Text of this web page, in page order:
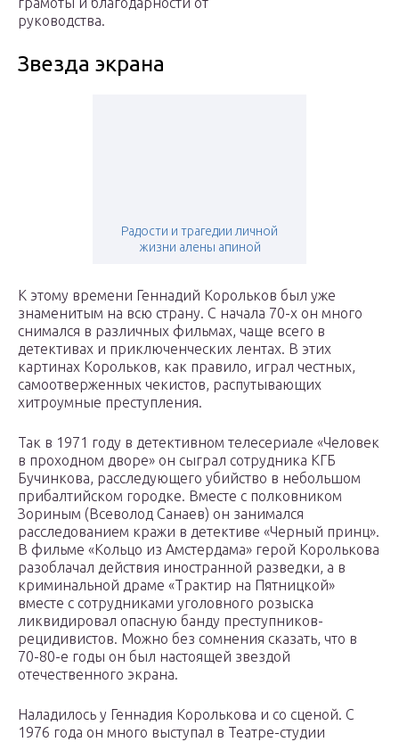
руководства.
Звезда экрана
Радости и трагедии личной
жизни алены апиной
К этому времени Геннадий Корольков был уже
знаменитым на всю страну. С начала 70-х он много
снимался в различных фильмах, чаще всего в
детективах и приключенческих лентах. В этих
картинах Корольков, как правило, играл честных,
самоотверженных чекистов, распутывающих
хитроумные преступления.
Так в 1971 году в детективном телесериале «Человек
в проходном дворе» он сыграл сотрудника КГБ
Бучинкова, расследующего убийство в небольшом
прибалтийском городке. Вместе с полковником
Зориным (Всеволод Санаев) он занимался
расследованием кражи в детективе «Черный принц».
В фильме «Кольцо из Амстердама» герой Королькова
разоблачал действия иностранной разведки, а в
криминальной драме «Трактир на Пятницкой»
вместе с сотрудниками уголовного розыска
ликвидировал опасную банду преступников-
рецидивистов. Можно без сомнения сказать, что в
70-80-е годы он был настоящей звездой
отечественного экрана.
Наладилось у Геннадия Королькова и со сценой. С
1976 года он много выступал в Театре-студии